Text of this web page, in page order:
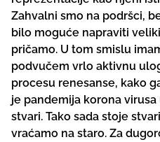
Zahvalni smo na podršci,
bilo moguće napraviti
pričamo. U tom smislu
podvučem vrlo aktivnu
procesu renesanse, kako
je pandemija korona
stvari. Tako sada stoje
vraćamo na staro. Za